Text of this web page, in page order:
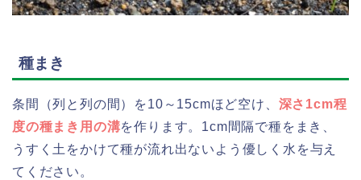
種まき
条間（列と列の間）を10～15cmほど空け、 深さ1cm程
度の種まき用の溝を作ります。1cm間隔で種をまき、
うすく土をかけて種が流れ出ないよう優しく水を与え
てください。